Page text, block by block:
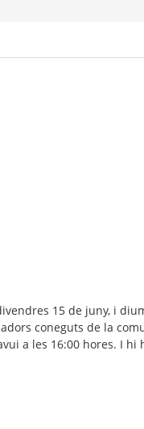
15 de juny, i
coneguts de la
a les 16:00 hores. I hi